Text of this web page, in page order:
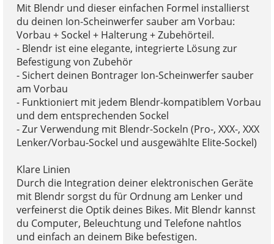
Mit Blendr und dieser einfachen Formel installierst
du deinen Ion-Scheinwerfer sauber am Vorbau:
Vorbau + Sockel + Halterung + Zubehörteil.
- Blendr ist eine elegante, integrierte Lösung zur
Befestigung von Zubehör
- Sichert deinen Bontrager Ion-Scheinwerfer sauber
am Vorbau
- Funktioniert mit jedem Blendr-kompatiblem Vorbau
und dem entsprechenden Sockel
- Zur Verwendung mit Blendr-Sockeln (Pro-, XXX-, XXX
Lenker/Vorbau-Sockel und ausgewählte Elite-Sockel)
Klare Linien
Durch die Integration deiner elektronischen Geräte
mit Blendr sorgst du für Ordnung am Lenker und
verfeinerst die Optik deines Bikes. Mit Blendr kannst
du Computer, Beleuchtung und Telefone nahtlos
und einfach an deinem Bike befestigen.